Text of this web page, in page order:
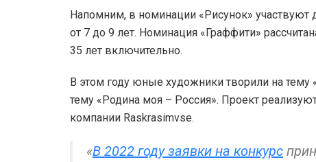
Напомним, в номинации «Рисунок» участвуют
от 7 до 9 лет. Номинация «Граффити»
35 лет включительно.
В этом году юные художники творили на тему
тему «Родина моя – Россия». Проект
компании Raskrasimvse.
«В 2022 году заявки на конкурс